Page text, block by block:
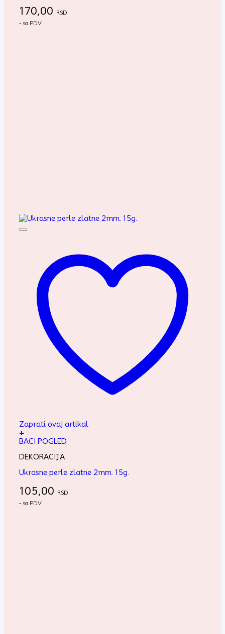
170,00 RSD
- sa PDV
Zaprati ovaj artikal
+
BACI POGLED
DEKORACIJA
Ukrasne perle zlatne 2mm. 15g.
105,00 RSD
- sa PDV